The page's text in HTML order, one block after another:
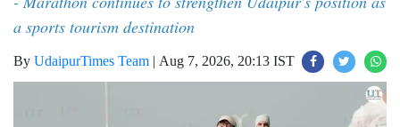
a sports tourism destination
By UdaipurTimes Team | Aug 7, 2026, 20:13 IST